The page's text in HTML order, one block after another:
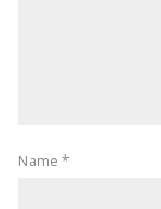
Name *